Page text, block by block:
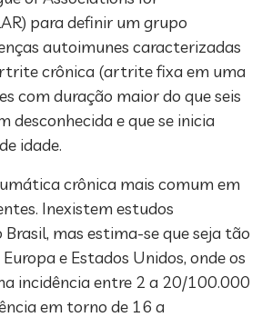
para definir um grupo
autoimunes caracterizadas
crônica (artrite fixa em uma
com duração maior do que seis
desconhecida e que se inicia
idade.
crônica mais comum em
Inexistem estudos
mas estima-se que seja tão
e Estados Unidos, onde os
incidência entre 2 a 20/100.000
em torno de 16 a